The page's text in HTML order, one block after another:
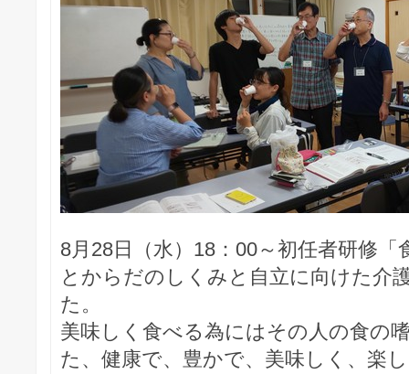
8月28日（水）18：00～初任者研修
とからだのしくみと自立に向けた介
た。
美味しく食べる為にはその人の食の
た、健康で、豊かで、美味しく、楽